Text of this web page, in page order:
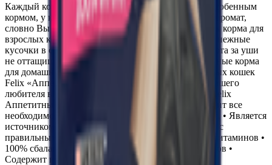
Каждый котик желает наслаждаться совершенно особенным
кормом, у которого будет такой аппетитный вид и аромат,
словно Вы приготовили его сами. Каждый пакетик корма для
взрослых кошек «Аппетитные кусочки» содержит нежные
кусочки в сочном желе – вкуснятину, от которой кота за уши
не оттащишь! Эксперты Purina, разрабатывая влажные корма
для домашних любимцев, создали корм для взрослых кошек
Felix «Аппетитные кусочки» — специально для Вашего
любителя вкуснятины. Влажный корм для кошек Felix
Аппетитные кусочки — полнорационный, содержит все
необходимое для здоровой активной долгой жизни. • Является
источником необходимых Омега-6 жирных кислот с
правильным сочетанием минеральных веществ и витаминов •
100% сбалансированный рацион • Баланс минералов •
Содержит витамины Д и Е.